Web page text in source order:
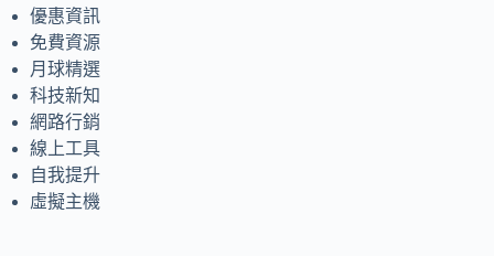
優惠資訊
免費資源
月球精選
科技新知
網路行銷
線上工具
自我提升
虛擬主機